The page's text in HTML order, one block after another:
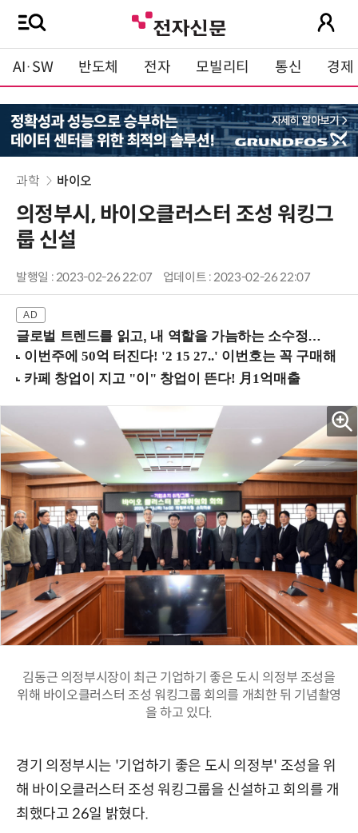
AI·SW 반도체 전자 모빌리티 통신 경제
과학 바이오
의정부시, 바이오클러스터 조성 워킹그
룹 신설
발행일 : 2023-02-26 22:07 업데이트 : 2023-02-26 22:07
글로벌 트렌드를 읽고, 내 역할을 가늠하는 소수정예 실습 워크숍 (8/28 신논현역)
김동근 의정부시장이 최근 기업하기 좋은 도시 의정부 조성을
위해 바이오클러스터 조성 워킹그룹 회의를 개최한 뒤 기념촬영
을 하고 있다.
경기 의정부시는 '기업하기 좋은 도시 의정부' 조성을 위
해 바이오클러스터 조성 워킹그룹을 신설하고 회의를 개
최했다고 26일 밝혔다.